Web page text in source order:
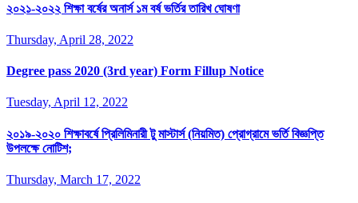
২০২১-২০২২ শিক্ষা বর্ষের অনার্স ১ম বর্ষ ভর্তির তারিখ ঘোষণা
Thursday, April 28, 2022
Degree pass 2020 (3rd year) Form Fillup Notice
Tuesday, April 12, 2022
২০১৯-২০২০ শিক্ষাবর্ষে প্রিলিমিনারী টু মাস্টার্স (নিয়মিত) প্রোগ্রামে ভর্তি বিজ্ঞপ্তি
উপলক্ষে নোটিশ;
Thursday, March 17, 2022